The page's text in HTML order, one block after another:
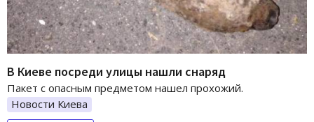
В Киеве посреди улицы нашли снаряд
Пакет с опасным предметом нашел прохожий.
Новости Киева